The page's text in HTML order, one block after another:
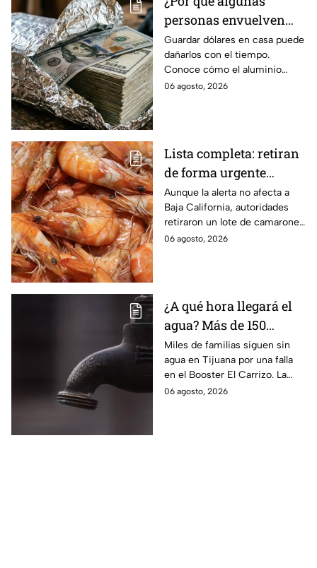
personas envuelven
dólares en papel
aluminio? La razón
podría sorprenderte
Guardar dólares en casa puede
dañarlos con el tiempo.
Conoce cómo el aluminio
puede ayudar a proteger los
06 agosto, 2026
Lista completa: retiran
de forma urgente
camarones
contaminados con
salmonela
Aunque la alerta no afecta a
Baja California, autoridades
retiraron un lote de camarones
con salmonela en España;
06 agosto, 2026
¿A qué hora llegará el
agua? Más de 150
colonias de Tijuana
siguen sin servicio
Miles de familias siguen sin
agua en Tijuana por una falla
en el Booster El Carrizo. La
CESPT aún no confirma la hora
06 agosto, 2026